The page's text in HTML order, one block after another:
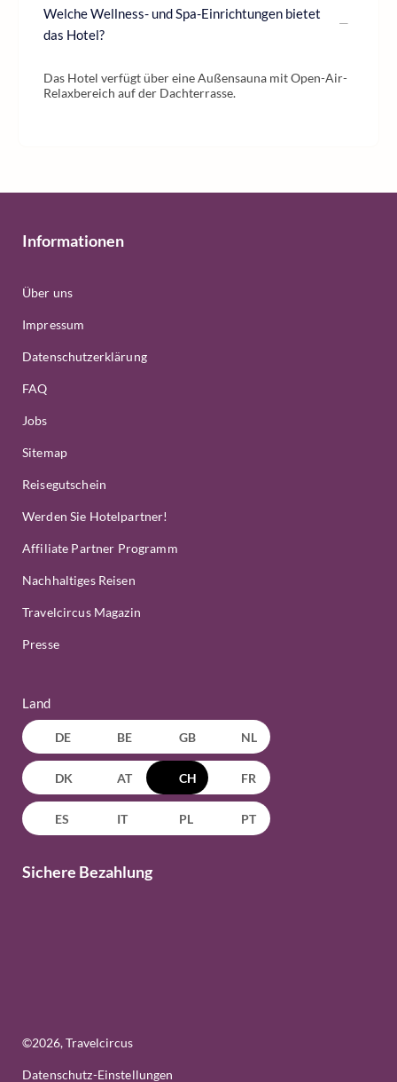
Welche Wellness- und Spa-Einrichtungen bietet
das Hotel?
Das Hotel verfügt über eine Außensauna mit Open-Air-
Relaxbereich auf der Dachterrasse.
Informationen
Über uns
Impressum
Datenschutzerklärung
FAQ
Jobs
Sitemap
Reisegutschein
Werden Sie Hotelpartner!
Affiliate Partner Programm
Nachhaltiges Reisen
Travelcircus Magazin
Presse
Land
DE BE GB NL
DK AT CH FR
ES IT PL PT
Sichere Bezahlung
©2026, Travelcircus
Datenschutz-Einstellungen